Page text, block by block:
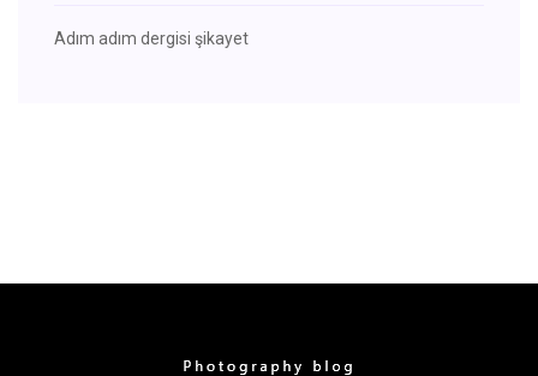
Adım adım dergisi şikayet